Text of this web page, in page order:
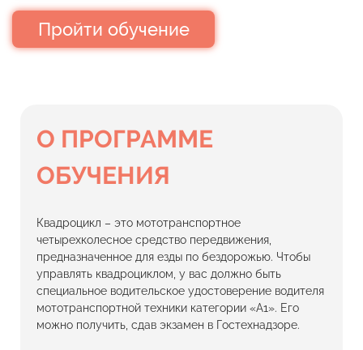
Пройти обучение
О ПРОГРАММЕ
ОБУЧЕНИЯ
Квадроцикл – это мототранспортное
четырехколесное средство передвижения,
предназначенное для езды по бездорожью. Чтобы
управлять квадроциклом, у вас должно быть
специальное водительское удостоверение водителя
мототранспортной техники категории «А1». Его
можно получить, сдав экзамен в Гостехнадзоре.